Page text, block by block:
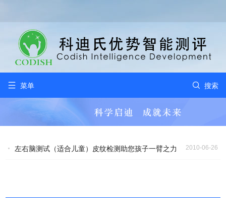
 菜单  搜索
左右脑测试（适合儿童）皮纹检测助您孩子一臂之力 2010-06-26